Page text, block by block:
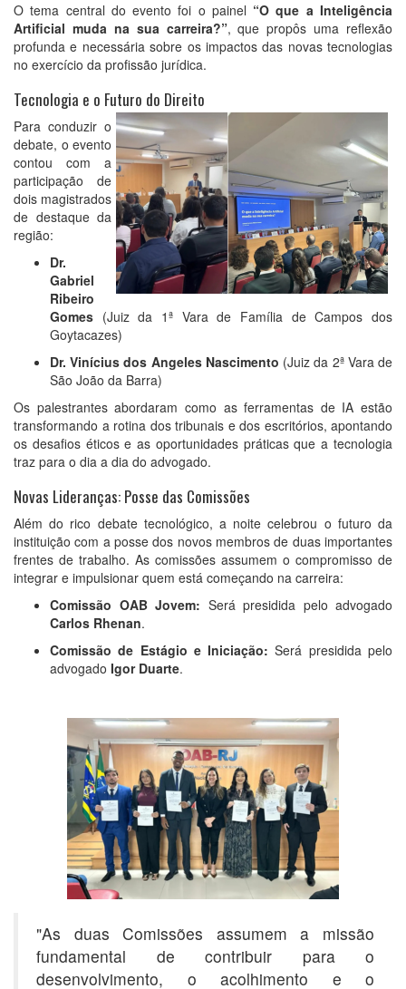
O tema central do evento foi o painel “O que a Inteligência
Artificial muda na sua carreira?”, que propôs uma reflexão
profunda e necessária sobre os impactos das novas tecnologias
no exercício da profissão jurídica.
Tecnologia e o Futuro do Direito
Para conduzir o
debate, o evento
contou com a
participação de
dois magistrados
de destaque da
região:
Dr.
Gabriel
Ribeiro
Gomes (Juiz da 1ª Vara de Família de Campos dos
Goytacazes)
Dr. Vinícius dos Angeles Nascimento (Juiz da 2ª Vara de
São João da Barra)
Os palestrantes abordaram como as ferramentas de IA estão
transformando a rotina dos tribunais e dos escritórios, apontando
os desafios éticos e as oportunidades práticas que a tecnologia
traz para o dia a dia do advogado.
Novas Lideranças: Posse das Comissões
Além do rico debate tecnológico, a noite celebrou o futuro da
instituição com a posse dos novos membros de duas importantes
frentes de trabalho. As comissões assumem o compromisso de
integrar e impulsionar quem está começando na carreira:
Comissão OAB Jovem: Será presidida pelo advogado
Carlos Rhenan.
Comissão de Estágio e Iniciação: Será presidida pelo
advogado Igor Duarte.
"As duas Comissões assumem a missão
fundamental de contribuir para o
desenvolvimento, o acolhimento e o